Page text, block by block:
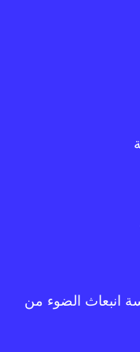
انبعاث الضوء من